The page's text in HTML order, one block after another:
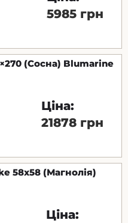
5985 грн
(Сосна) Blumarine
Ціна:
21878 грн
58x58 (Магнолія)
Ціна: